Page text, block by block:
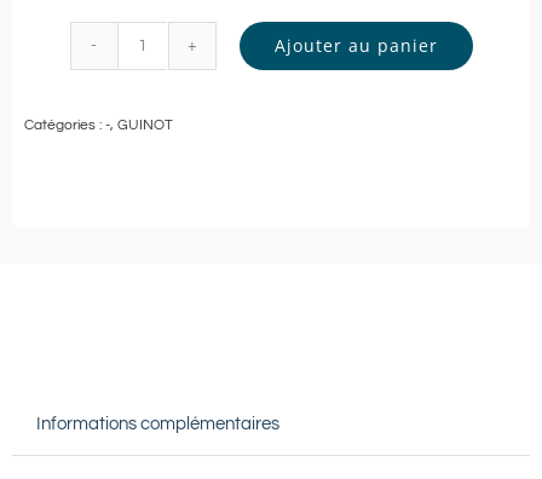
Guinot
|
Saint
Ajouter au panier
Catégories : -, GUINOT
Informations complémentaires